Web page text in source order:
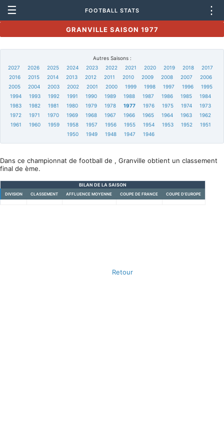
☰ FOOTBALL STATS ⋮
GRANVILLE SAISON 1977
Autres Saisons :
2027
2026 2025 2024 2023 2022 2021 2020 2019 2018
2017
2016
2015 2014 2013 2012 2011 2010 2009 2008 2007
2006
2005
2004 2003 2002 2001 2000 1999 1998 1997 1996
1995
1994
1993 1992 1991 1990 1989 1988 1987 1986 1985
1984
1983
1982 1981 1980 1979 1978 1977 1976 1975 1974
1973
1972
1971 1970 1969 1968 1967 1966 1965 1964 1963
1962
1961
1960 1959 1958 1957 1956 1955 1954 1953 1952
1951
1950
1949 1948 1947 1946
Dans ce championnat de football de , Granville obtient un classement
final de ème.
BILAN DE LA SAISON
DIVISION CLASSEMENT AFFLUENCE MOYENNE COUPE DE FRANCE COUPE D'EUROPE
Retour